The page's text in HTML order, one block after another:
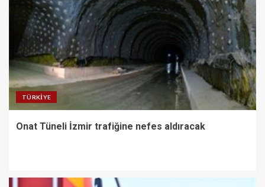
TÜRKIYE
Onat Tüneli İzmir trafiğine nefes aldıracak